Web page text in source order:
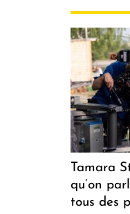
Tamara
qu’on
tous des